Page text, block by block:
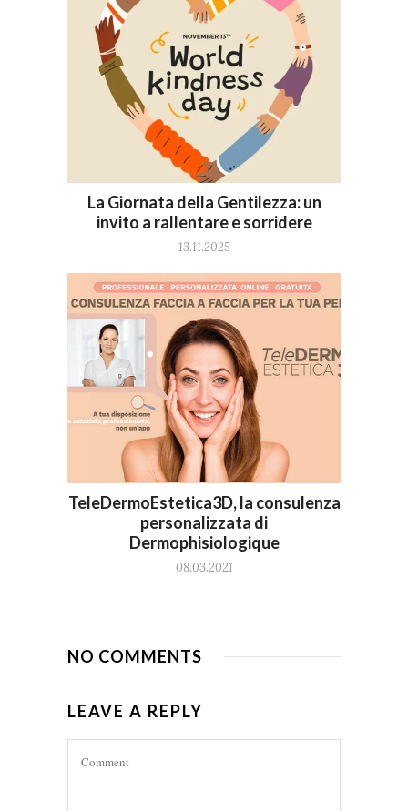
La Giornata della Gentilezza: un
invito a rallentare e sorridere
13.11.2025
TeleDermoEstetica3D, la consulenza
personalizzata di
Dermophisiologique
08.03.2021
NO COMMENTS
LEAVE A REPLY